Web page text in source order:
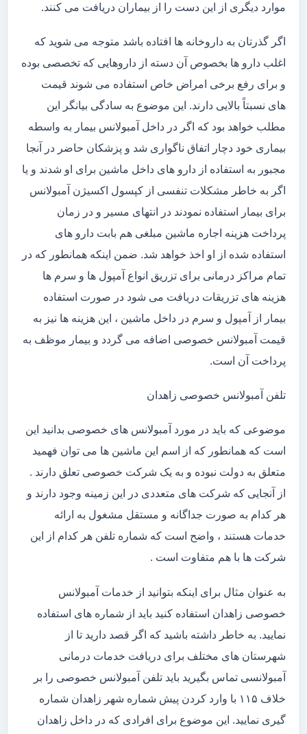
موارد دیگری از این دست را از بیماران دریافت می کنند.
اگر گذرتان به داروخانه ها افتاده باشد متوجه می شوید که
اغلب دارو ها بخصوص آن دسته از داروهایی که تخصصی بوده
و برای رفع برخی امراض خاص استفاده می شوند قیمت
های نسبتاً بالایی دارند. این موضوع به سادگی بیانگر این
مطلب خواهد بود که اگر در داخل آمبولانس بیمار به واسطه
بیماری خود دچار اتفاق ناگواری شد و پزشکان حاضر در آنجا
مجبور به استفاده از دارو های داخل ماشین برای او شدند و یا
اگر به خاطر مشکلات تنفسی از کپسول اکسیژن آمبولانس
برای بیمار استفاده نمودند در انتهای مسیر و در زمان
پرداخت هزینه اجاره ماشین مبلغی هم بابت دارو های
استفاده شده از او اخذ خواهد شد. ضمن اینکه همانطور که در
تمام مراکز درمانی برای تزریق انواع آمپول ها و سرم ها
هزینه های تزریقات دریافت می شود در صورت استفاده
بیمار از آمپول و سرم در داخل ماشین ، این هزینه ها نیز به
قیمت آمبولانس خصوصی اضافه می گردد و بیمار موظف به
پرداخت آن است.
تلفن آمبولانس خصوصی زاهدان
موضوعی که باید در مورد آمبولانس های خصوصی بدانید این
است که همانطور که از اسم این ماشین ها می توان فهمید
متعلق به دولت نبوده و به یک شرکت خصوصی تعلق دارند .
از آنجایی که شرکت های متعددی در این زمینه وجود دارند و
هر کدام به صورت جداگانه و مستقل مشغول به ارائه
خدمات هستند ، واضح است که شماره تلفن هر کدام از این
شرکت ها با هم متفاوت است .
به عنوان مثال برای اینکه بتوانید از خدمات آمبولانس
خصوصی زاهدان استفاده کنید باید از شماره های استفاده
نمایید. به خاطر داشته باشید که اگر قصد دارید تا از
شهرستان های مختلف برای دریافت خدمات درمانی
آمبولانسی تماس بگیرید باید تلفن آمبولانس خصوصی را بر
خلاف ۱۱۵ با وارد کردن پیش شماره شهر زاهدان شماره
گیری نمایید. این موضوع برای افرادی که در داخل زاهدان